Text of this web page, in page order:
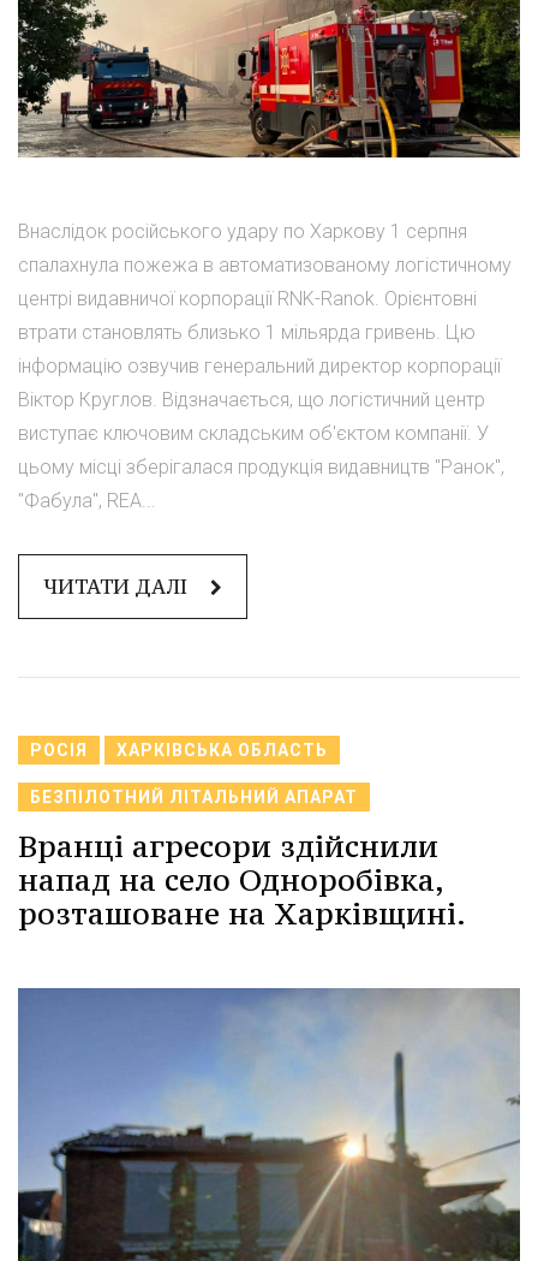
Внаслідок російського удару по Харкову 1 серпня
спалахнула пожежа в автоматизованому логістичному
центрі видавничої корпорації RNK-Ranok. Орієнтовні
втрати становлять близько 1 мільярда гривень. Цю
інформацію озвучив генеральний директор корпорації
Віктор Круглов. Відзначається, що логістичний центр
виступає ключовим складським об'єктом компанії. У
цьому місці зберігалася продукція видавництв "Ранок",
"Фабула", REA...
ЧИТАТИ ДАЛІ
РОСІЯ ХАРКІВСЬКА ОБЛАСТЬ
БЕЗПІЛОТНИЙ ЛІТАЛЬНИЙ АПАРАТ
Вранці агресори здійснили
напад на село Одноробівка,
розташоване на Харківщині.